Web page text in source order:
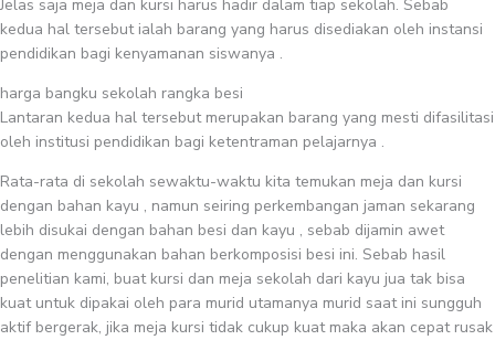
Jelas saja meja dan kursi harus hadir dalam tiap sekolah. Sebab
kedua hal tersebut ialah barang yang harus disediakan oleh instansi
pendidikan bagi kenyamanan siswanya .
harga bangku sekolah rangka besi
Lantaran kedua hal tersebut merupakan barang yang mesti difasilitasi
oleh institusi pendidikan bagi ketentraman pelajarnya .
Rata-rata di sekolah sewaktu-waktu kita temukan meja dan kursi
dengan bahan kayu , namun seiring perkembangan jaman sekarang
lebih disukai dengan bahan besi dan kayu , sebab dijamin awet
dengan menggunakan bahan berkomposisi besi ini. Sebab hasil
penelitian kami, buat kursi dan meja sekolah dari kayu jua tak bisa
kuat untuk dipakai oleh para murid utamanya murid saat ini sungguh
aktif bergerak, jika meja kursi tidak cukup kuat maka akan cepat rusak